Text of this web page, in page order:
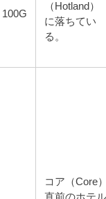
100G
（Hotland）
に落ちてい
る。
コア（Core